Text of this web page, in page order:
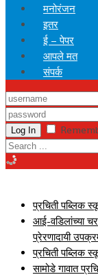
मनोरंजन
इतर
ई – पेपर
आपले मत
संपर्क
Log In
प्रचिती पब्लिक
आई-वडिलांच्या
प्रेरणादायी
प्रचिती पब्लिक
सामोडे गावात